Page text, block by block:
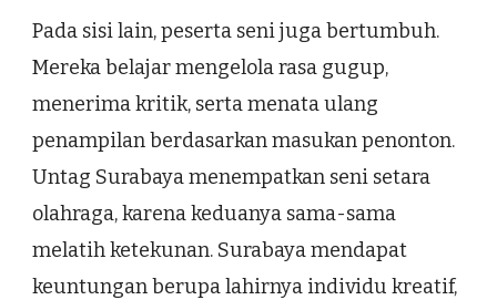
Pada sisi lain, peserta seni juga bertumbuh.
Mereka belajar mengelola rasa gugup,
menerima kritik, serta menata ulang
penampilan berdasarkan masukan penonton.
Untag Surabaya menempatkan seni setara
olahraga, karena keduanya sama-sama
melatih ketekunan. Surabaya mendapat
keuntungan berupa lahirnya individu kreatif,